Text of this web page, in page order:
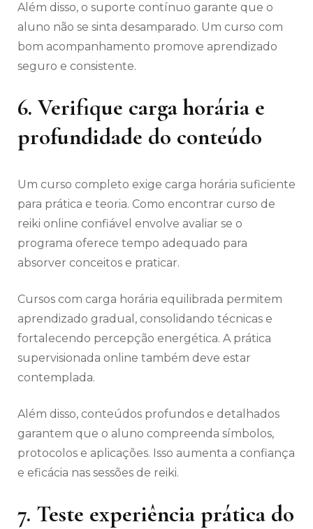
Além disso, o suporte contínuo garante que o
aluno não se sinta desamparado. Um curso com
bom acompanhamento promove aprendizado
seguro e consistente.
6. Verifique carga horária e
profundidade do conteúdo
Um curso completo exige carga horária suficiente
para prática e teoria. Como encontrar curso de
reiki online confiável envolve avaliar se o
programa oferece tempo adequado para
absorver conceitos e praticar.
Cursos com carga horária equilibrada permitem
aprendizado gradual, consolidando técnicas e
fortalecendo percepção energética. A prática
supervisionada online também deve estar
contemplada.
Além disso, conteúdos profundos e detalhados
garantem que o aluno compreenda símbolos,
protocolos e aplicações. Isso aumenta a confiança
e eficácia nas sessões de reiki.
7. Teste experiência prática do